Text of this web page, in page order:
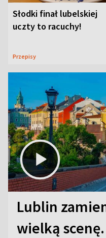
Słodki finał lubelskiej
uczty to racuchy!
Przepisy
Lublin
wielką